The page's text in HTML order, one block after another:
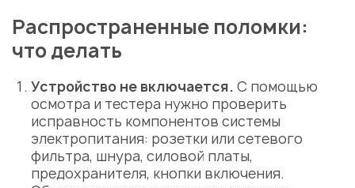
Распространенные поломки:
что делать
Устройство не включается. С помощью
осмотра и тестера нужно проверить
исправность компонентов системы
электропитания: розетки или сетевого
фильтра, шнура, силовой платы,
предохранителя, кнопки включения.